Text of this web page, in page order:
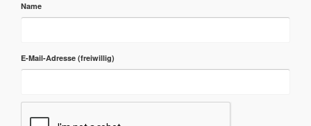
Name
E-Mail-Adresse